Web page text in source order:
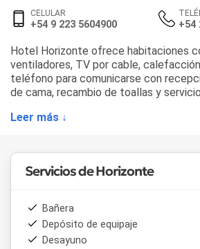
CELULAR
+54 9 223 5604900 +54
Hotel Horizonte ofrece habitaciones
ventiladores, TV por cable,
teléfono para comunicarse con
de cama, recambio de toallas y
Leer más ↓
Servicios de Horizonte
Bañera
Depósito de equipaje
Desayuno